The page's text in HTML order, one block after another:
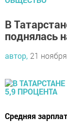
В
поднялась
автор, 21
Средняя